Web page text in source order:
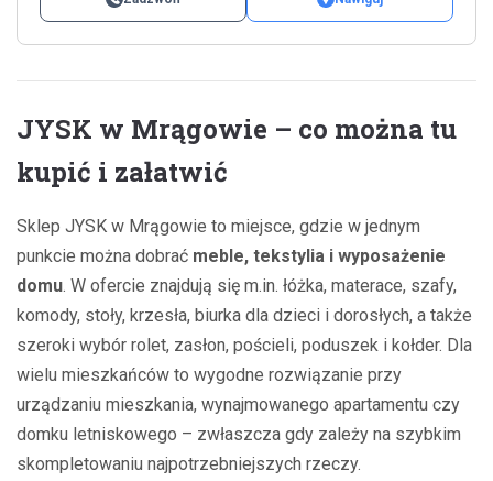
JYSK w Mrągowie – co można tu
kupić i załatwić
Sklep JYSK w Mrągowie to miejsce, gdzie w jednym
punkcie można dobrać meble, tekstylia i wyposażenie
domu. W ofercie znajdują się m.in. łóżka, materace, szafy,
komody, stoły, krzesła, biurka dla dzieci i dorosłych, a także
szeroki wybór rolet, zasłon, pościeli, poduszek i kołder. Dla
wielu mieszkańców to wygodne rozwiązanie przy
urządzaniu mieszkania, wynajmowanego apartamentu czy
domku letniskowego – zwłaszcza gdy zależy na szybkim
skompletowaniu najpotrzebniejszych rzeczy.